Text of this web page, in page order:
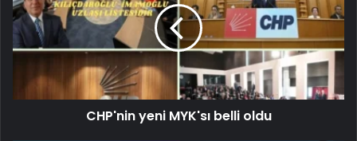
CHP'nin yeni MYK'sı belli oldu